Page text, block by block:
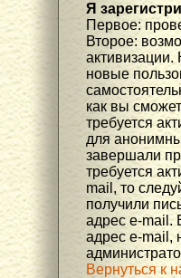
Я
Первое:
Второе:
новые
как вы
требуется
для
завершали
требуется
mail, то
получили
адрес e-mail.
адрес e-mail,
Вернуться к